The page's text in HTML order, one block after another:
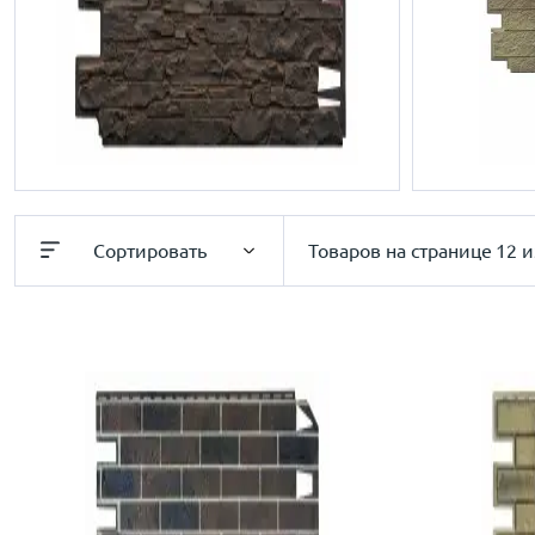
Сортировать Товаров на странице 12